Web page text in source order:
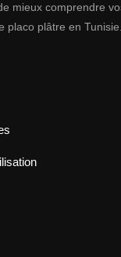
mieux comprendre
placo plâtre en Tunisie.